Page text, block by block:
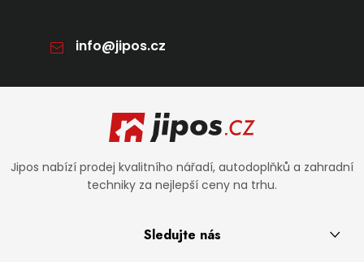
info@jipos.cz
Zápatí
Jipos nabízí prodej kvalitního nářadí, autodoplňků a zahradní
techniky za nejlepší ceny na trhu.
Sledujte nás